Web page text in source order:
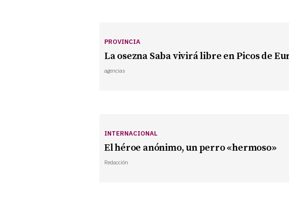
PROVINCIA
La osezna Saba vivirá libre en Picos de
agencias
INTERNACIONAL
El héroe anónimo, un perro «hermoso»
Redacción